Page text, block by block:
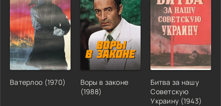
Ватерлоо (1970)
Воры в законе
(1988)
Битва за нашу
Советскую
Украину (1943)